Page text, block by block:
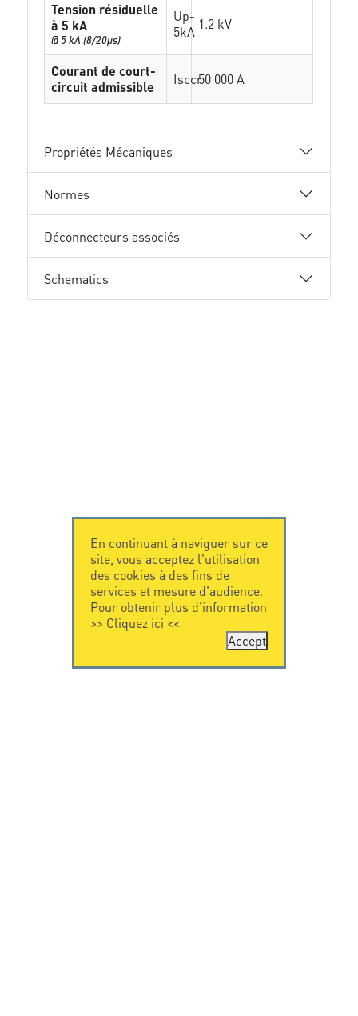
Tension résiduelle
à 5 kA
@ 5 kA (8/20µs)
Up-
5kA 1.2 kV
Courant de court-
circuit admissible
Isccr50 000 A
Propriétés Mécaniques
Normes
Déconnecteurs associés
Schematics
En continuant à naviguer sur ce
site, vous acceptez l'utilisation
des cookies à des fins de
services et mesure d'audience.
Pour obtenir plus d'information
>> Cliquez ici <<
Accept